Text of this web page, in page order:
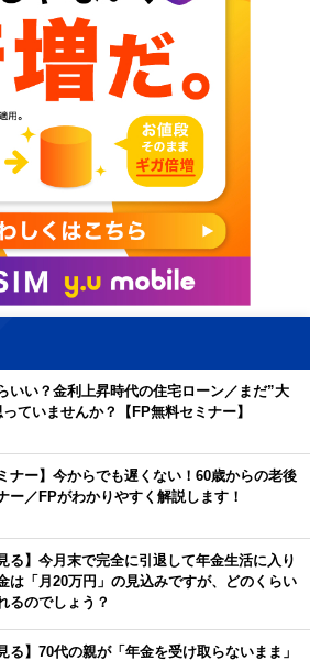
いい？金利上昇時代の住宅ローン／まだ”大
ていませんか？【FP無料セミナー】
ナー】今からでも遅くない！60歳からの老後
ー／FPがわかりやすく解説します！
る】今月末で完全に引退して年金生活に入り
は「月20万円」の見込みですが、どのくらい
るのでしょう？
る】70代の親が「年金を受け取らないまま」